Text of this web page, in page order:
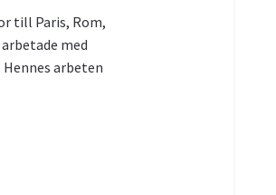
till Paris, Rom,
med
arbeten